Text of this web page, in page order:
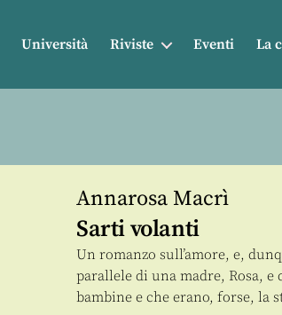
Università Riviste Eventi La
Annarosa Macrì
Sarti volanti
Un romanzo sull’amore, e,
parallele di una madre, Rosa,
bambine e che erano, forse, la